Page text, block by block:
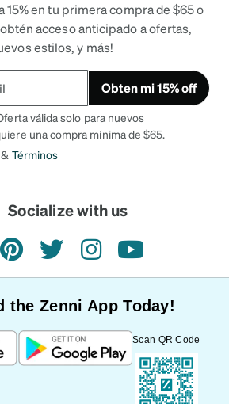
15% en tu primera compra de $65 o
acceso anticipado a ofertas,
estilos, y más!
Obten mi 15% off
válida solo para nuevos
una compra mínima de $65.
& Términos
Socialize with us
pinteresttwitterinstagramyoutube
the Zenni App Today!
Scan QR Code